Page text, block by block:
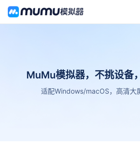
MuMu模拟器，不挑设备
适配Windows/macOS，高清大